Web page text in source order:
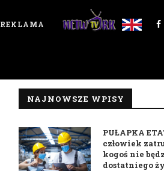
REKLAMA
NAJNOWSZE WPISY
PUŁAPKA
człowiek
kogoś nie
dostatniego